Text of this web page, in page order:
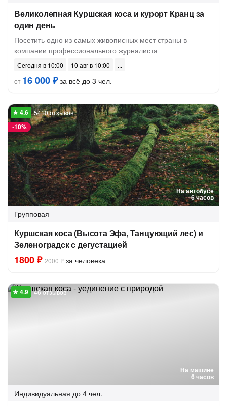
Великолепная Куршская коса и курорт Кранц за
один день
Посетить одно из самых живописных мест страны в
компании профессионального журналиста
Сегодня в 10:00
10 авг в 10:00
от 16 000 ₽за всё до 3 чел.
На автобусе
6 часов
-10%
5410 отзывов
Групповая
Куршская коса (Высота Эфа, Танцующий лес) и
Зеленоградск с дегустацией
1800 ₽ 2000 ₽ за человека
На машине
6 часов
46 отзывов
Индивидуальная до 4 чел.